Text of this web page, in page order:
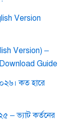
Version
Version) –
Guide
কত হারে
– ভ্যাট কর্তনের